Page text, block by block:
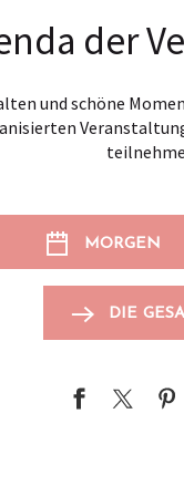
der
und schöne
MORGEN
DIE